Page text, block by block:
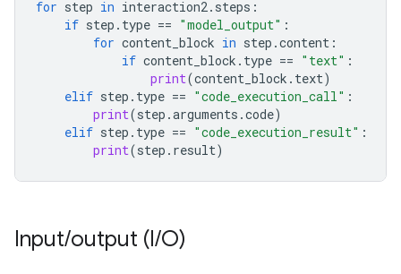
for step in interaction2. steps :
if step . type == "model_output" :
for content_block in step .content :
if content_block . type == "text" :
print(content_block . text)
elif step . type == "code_execution_call" :
print(step .arguments .code)
elif step . type == "code_execution_result" :
print(step . result)
Input/output (I/O)